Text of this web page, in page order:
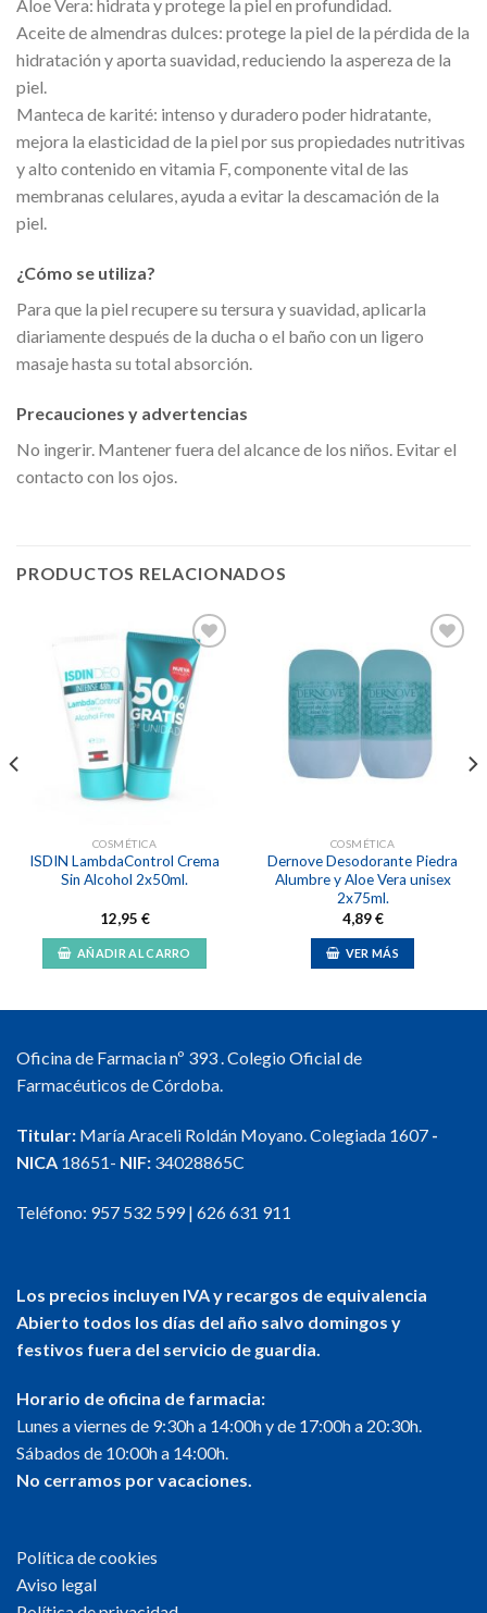
Aloe Vera: hidrata y protege la piel en profundidad.
Aceite de almendras dulces: protege la piel de la pérdida de la
hidratación y aporta suavidad, reduciendo la aspereza de la
piel.
Manteca de karité: intenso y duradero poder hidratante,
mejora la elasticidad de la piel por sus propiedades nutritivas
y alto contenido en vitamia F, componente vital de las
membranas celulares, ayuda a evitar la descamación de la
piel.
¿Cómo se utiliza?
Para que la piel recupere su tersura y suavidad, aplicarla
diariamente después de la ducha o el baño con un ligero
masaje hasta su total absorción.
Precauciones y advertencias
No ingerir. Mantener fuera del alcance de los niños. Evitar el
contacto con los ojos.
PRODUCTOS RELACIONADOS
Añadir
lista de
deseos
COSMÉTICA
ISDIN LambdaControl Crema
Sin Alcohol 2x50ml.
12,95 €
AÑADIR AL CARRO
Añadir
a la
lista de
COSMÉTICA
Dernove Desodorante Piedra
Alumbre y Aloe Vera unisex
2x75ml.
4,89€
VER MÁS
Oficina de Farmacia nº 393 . Colegio Oficial de
Farmacéuticos de Córdoba.
Titular: María Araceli Roldán Moyano. Colegiada 1607 -
NICA 18651- NIF: 34028865C
Teléfono: 957 532 599| 626 631 911
Los precios incluyen IVA y recargos de equivalencia
Abierto todos los días del año salvo domingos y
festivos fuera del servicio de guardia.
Horario de oficina de farmacia:
Lunes a viernes de 9:30h a 14:00h y de 17:00h a 20:30h.
Sábados de 10:00h a 14:00h.
No cerramos por vacaciones.
Política de cookies
Aviso legal